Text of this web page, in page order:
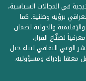
في المجالات السياسية،
برؤية وطنية. كما
والدولية لضمان
لصنّاع القرار،
الوعي الثقافي لبناء جيل
معها بإدراك ومسؤولية.